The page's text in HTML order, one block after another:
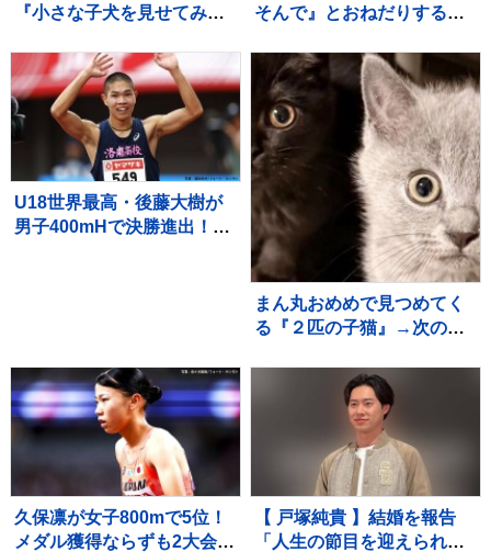
『小さな子犬を見せてみ
けないと理解している『尊
い光景』が30万再生「愛情
深い」「いい子」
そんで』とおねだりする赤
にいたら…あまりにも素敵
な『神対応』が552万再生
「平和な世界」
U18世界最高・後藤大樹が
男子400mHで決勝進出！49
まん丸おめめで見つめてく
る『２匹の子猫』→次の瞬
情の変化』に１万いいね
「旦那様ニャイス」「たま
らんすぎる」
久保凛が女子800mで5位！
メダル獲得ならずも2大会連
【 戸塚純貴 】結婚を報告
「人生の節目を迎えられる